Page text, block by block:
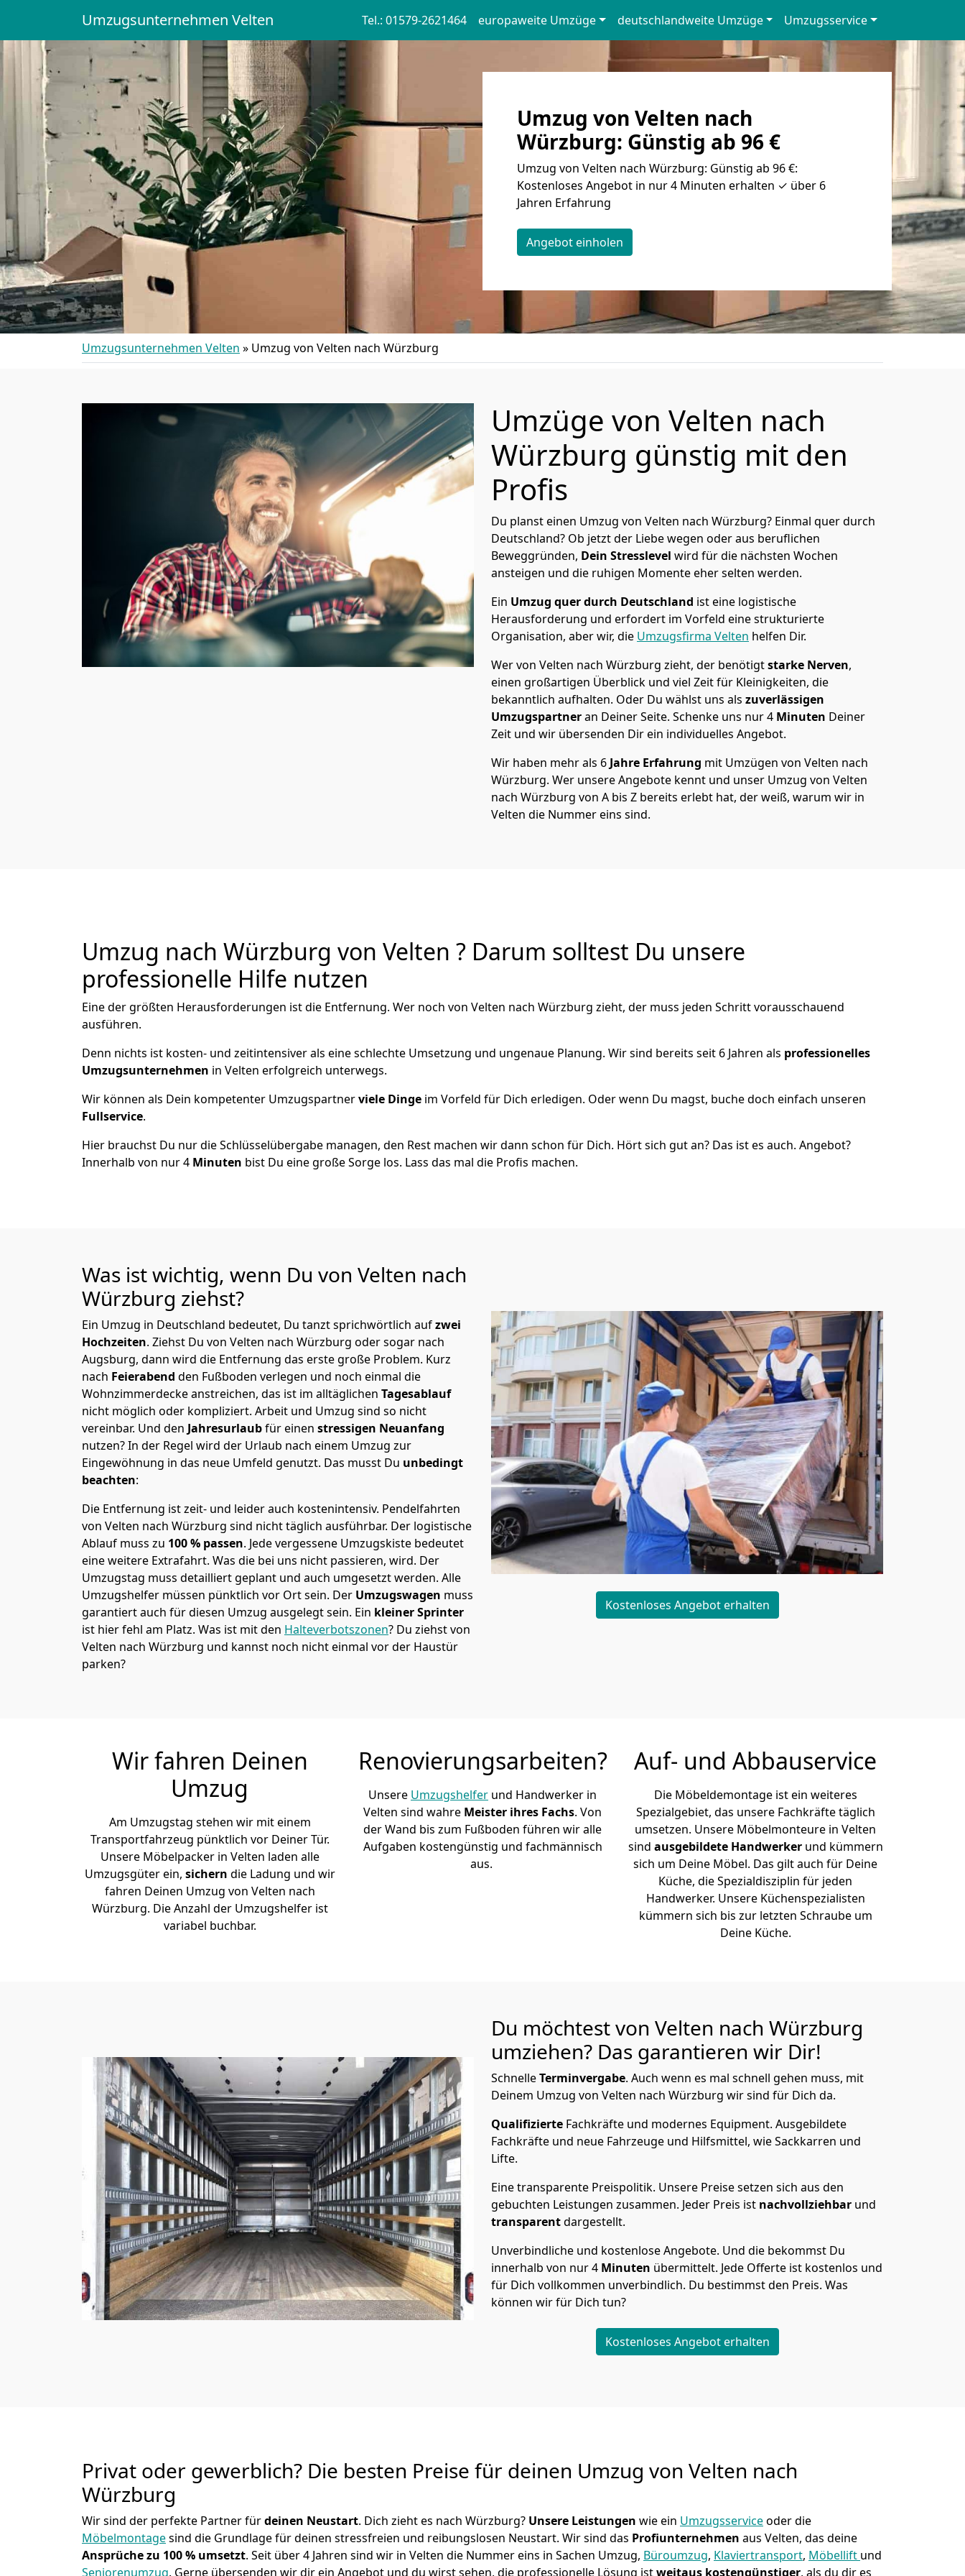
Umzugsunternehmen Velten Tel.: 01579-2621464 europaweite Umzüge deutschlandweite Umzüge Umzugsservice
Umzug von Velten nach
Würzburg: Günstig ab 96 €
Umzug von Velten nach Würzburg: Günstig ab 96 €:
Kostenloses Angebot in nur 4 Minuten erhalten ✓ über 6
Jahren Erfahrung
Angebot einholen
Umzugsunternehmen Velten » Umzug von Velten nach Würzburg
Umzüge von Velten nach
Würzburg günstig mit den
Profis
Du planst einen Umzug von Velten nach Würzburg? Einmal quer durch
Deutschland? Ob jetzt der Liebe wegen oder aus beruflichen
Beweggründen, Dein Stresslevel wird für die nächsten Wochen
ansteigen und die ruhigen Momente eher selten werden.
Ein Umzug quer durch Deutschland ist eine logistische
Herausforderung und erfordert im Vorfeld eine strukturierte
Organisation, aber wir, die Umzugsfirma Velten helfen Dir.
Wer von Velten nach Würzburg zieht, der benötigtstarke Nerven,
einen großartigen Überblick und viel Zeit für Kleinigkeiten, die
bekanntlich aufhalten. Oder Du wählst uns als zuverlässigen
Umzugspartneran Deiner Seite. Schenke uns nur4 Minuten Deiner
Zeit und wir übersenden Dir ein individuelles Angebot.
Wir haben mehr als 6 Jahre Erfahrung mit Umzügen von Velten nach
Würzburg. Wer unsere Angebote kennt und unser Umzug von Velten
nach Würzburg von A bis Z bereits erlebt hat, der weiß, warum wir in
Velten die Nummer eins sind.
Umzug nach Würzburg von Velten ? Darum solltest Du unsere
professionelle Hilfe nutzen
Eine der größten Herausforderungen ist die Entfernung. Wer noch von Velten nach Würzburg zieht, der muss jeden Schritt vorausschauend
ausführen.
Denn nichts ist kosten- und zeitintensiver als eine schlechte Umsetzung und ungenaue Planung. Wir sind bereits seit 6 Jahren als professionelles
Umzugsunternehmen in Velten erfolgreich unterwegs.
Wir können als Dein kompetenter Umzugspartnerviele Dinge im Vorfeld für Dich erledigen. Oder wenn Du magst, buche doch einfach unseren
Fullservice.
Hier brauchst Du nur die Schlüsselübergabe managen, den Rest machen wir dann schon für Dich. Hört sich gut an? Das ist es auch. Angebot?
Innerhalb von nur 4 Minuten bist Du eine große Sorge los. Lass das mal die Profis machen.
Was ist wichtig, wenn Du von Velten nach
Würzburg ziehst?
Ein Umzug in Deutschland bedeutet, Du tanzt sprichwörtlich aufzwei
Hochzeiten. Ziehst Du von Velten nach Würzburg oder sogar nach
Augsburg, dann wird die Entfernung das erste große Problem. Kurz
nach Feierabend den Fußboden verlegen und noch einmal die
Wohnzimmerdecke anstreichen, das ist im alltäglichen Tagesablauf
nicht möglich oder kompliziert. Arbeit und Umzug sind so nicht
vereinbar. Und den Jahresurlaubfür einen stressigen Neuanfang
nutzen? In der Regel wird der Urlaub nach einem Umzug zur
Eingewöhnung in das neue Umfeld genutzt. Das musst Du unbedingt
beachten:
Die Entfernung ist zeit- und leider auch kostenintensiv. Pendelfahrten
von Velten nach Würzburg sind nicht täglich ausführbar. Der logistische
Ablauf muss zu 100 % passen. Jede vergessene Umzugskiste bedeutet
eine weitere Extrafahrt. Was die bei uns nicht passieren, wird. Der
Umzugstag muss detailliert geplant und auch umgesetzt werden. Alle
Umzugshelfer müssen pünktlich vor Ort sein. Der Umzugswagen muss
garantiert auch für diesen Umzug ausgelegt sein. Ein kleiner Sprinter
ist hier fehl am Platz. Was ist mit den Halteverbotszonen? Du ziehst von
Velten nach Würzburg und kannst noch nicht einmal vor der Haustür
parken?
Kostenloses Angebot erhalten
Wir fahren Deinen
Umzug
Am Umzugstag stehen wir mit einem
Transportfahrzeug pünktlich vor Deiner Tür.
Unsere Möbelpacker in Velten laden alle
Umzugsgüter ein, sichern die Ladung und wir
fahren Deinen Umzug von Velten nach
Würzburg. Die Anzahl der Umzugshelfer ist
variabel buchbar.
Renovierungsarbeiten?
Unsere Umzugshelfer und Handwerker in
Velten sind wahre Meister ihres Fachs. Von
der Wand bis zum Fußboden führen wir alle
Aufgaben kostengünstig und fachmännisch
aus.
Auf- und Abbauservice
Die Möbeldemontage ist ein weiteres
Spezialgebiet, das unsere Fachkräfte täglich
umsetzen. Unsere Möbelmonteure in Velten
sind ausgebildete Handwerker und kümmern
sich um Deine Möbel. Das gilt auch für Deine
Küche, die Spezialdisziplin für jeden
Handwerker. Unsere Küchenspezialisten
kümmern sich bis zur letzten Schraube um
Deine Küche.
Du möchtest von Velten nach Würzburg
umziehen? Das garantieren wir Dir!
SchnelleTerminvergabe. Auch wenn es mal schnell gehen muss, mit
Deinem Umzug von Velten nach Würzburg wir sind für Dich da.
Qualifizierte Fachkräfte und modernes Equipment. Ausgebildete
Fachkräfte und neue Fahrzeuge und Hilfsmittel, wie Sackkarren und
Lifte.
Eine transparente Preispolitik. Unsere Preise setzen sich aus den
gebuchten Leistungen zusammen. Jeder Preis ist nachvollziehbar und
transparentdargestellt.
Unverbindliche und kostenlose Angebote. Und die bekommst Du
innerhalb von nur4 Minuten übermittelt. Jede Offerte ist kostenlos und
für Dich vollkommen unverbindlich. Du bestimmst den Preis. Was
können wir für Dich tun?
Kostenloses Angebot erhalten
Privat oder gewerblich? Die besten Preise für deinen Umzug von Velten nach
Würzburg
Wir sind der perfekte Partner fürdeinen Neustart. Dich zieht es nach Würzburg? Unsere Leistungen wie ein Umzugsserviceoder die
Möbelmontagesind die Grundlage für deinen stressfreien und reibungslosen Neustart. Wir sind das Profiunternehmen aus Velten, das deine
Ansprüche zu 100 % umsetzt. Seit über 4 Jahren sind wir in Velten die Nummer eins in Sachen Umzug, Büroumzug, Klaviertransport, Möbellift und
Seniorenumzug. Gerne übersenden wir dir ein Angebot und du wirst sehen, die professionelle Lösung istweitaus kostengünstiger, als du dir es